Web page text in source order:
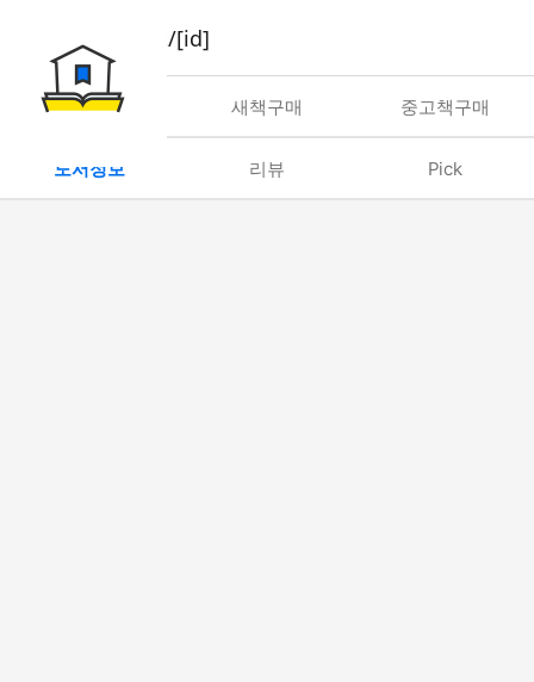
book/rent/[id]
대여 새책구매 중고책구매
도서정보 리뷰 Pick